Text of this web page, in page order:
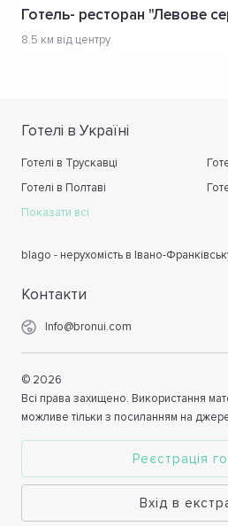
Готель- ресторан "Левове
8.5 км від центру
Готелі в Україні
Готелі в Трускавці
Готелі в Полтаві
Показати всі
blago - нерухомість в Івано-
Контакти
Info@bronui.com
© 2026
Всі права захищено. Використання
можливе тільки з посиланням на
Реєстрація
Вхід в